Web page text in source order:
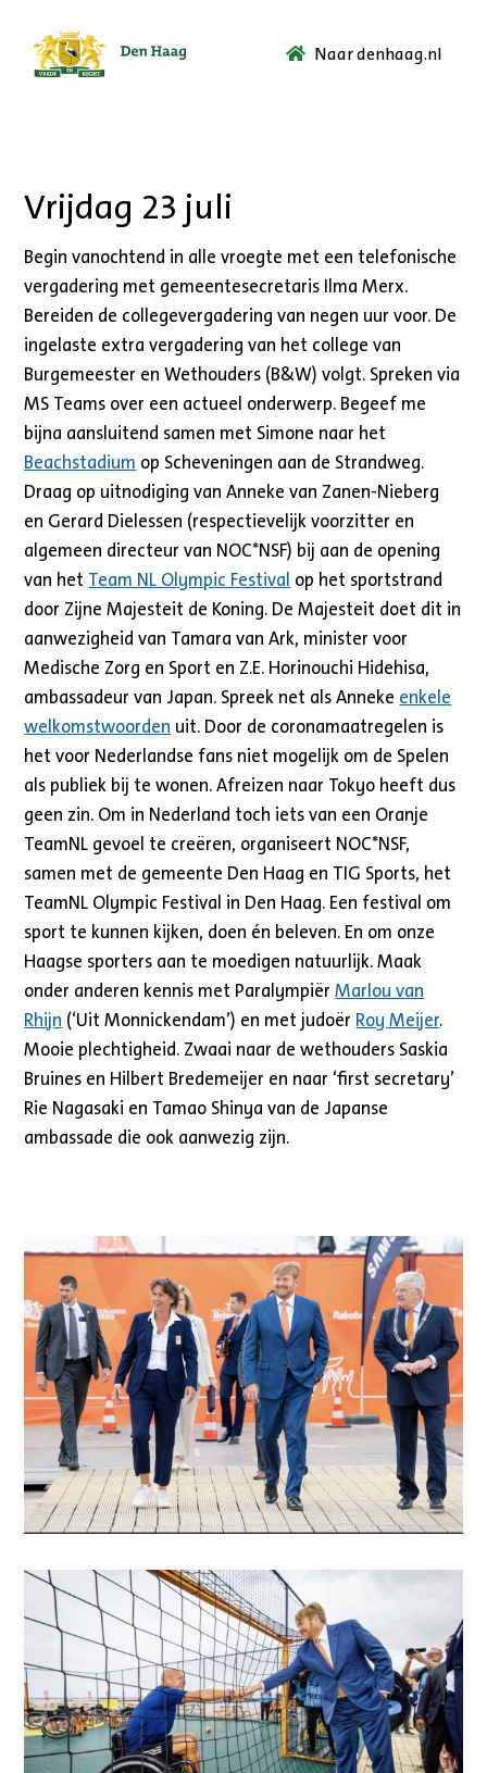
Ga
Naar denhaag.nl
Vrijdag 23 juli
Begin vanochtend in alle vroegte met een telefonische
vergadering met gemeentesecretaris Ilma Merx.
Bereiden de collegevergadering van negen uur voor. De
ingelaste extra vergadering van het college van
Burgemeester en Wethouders (B&W) volgt. Spreken via
MS Teams over een actueel onderwerp. Begeef me
bijna aansluitend samen met Simone naar het
Beachstadium op Scheveningen aan de Strandweg.
Draag op uitnodiging van Anneke van Zanen-Nieberg
en Gerard Dielessen (respectievelijk voorzitter en
algemeen directeur van NOC*NSF) bij aan de opening
van het Team NL Olympic Festival op het sportstrand
door Zijne Majesteit de Koning. De Majesteit doet dit in
aanwezigheid van Tamara van Ark, minister voor
Medische Zorg en Sport en Z.E. Horinouchi Hidehisa,
ambassadeur van Japan. Spreek net als Anneke enkele
welkomstwoorden uit. Door de coronamaatregelen is
het voor Nederlandse fans niet mogelijk om de Spelen
als publiek bij te wonen. Afreizen naar Tokyo heeft dus
geen zin. Om in Nederland toch iets van een Oranje
TeamNL gevoel te creëren, organiseert NOC*NSF,
samen met de gemeente Den Haag en TIG Sports, het
TeamNL Olympic Festival in Den Haag. Een festival om
sport te kunnen kijken, doen én beleven. En om onze
Haagse sporters aan te moedigen natuurlijk. Maak
onder anderen kennis met ParalympiërMarlou van
Rhijn (‘Uit Monnickendam’) en met judoër Roy Meijer.
Mooie plechtigheid. Zwaai naar de wethouders Saskia
Bruines en Hilbert Bredemeijer en naar ‘first secretary’
Rie Nagasaki en Tamao Shinya van de Japanse
ambassade die ook aanwezig zijn.